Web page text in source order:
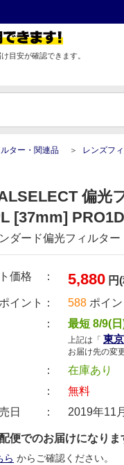
目安が確認できます。
ター・関連品 レンズフ
偏光
[37mm]
ダード偏光フィルター
価格 ： 5,880 円
イント：
588 ポイ
安 ：
最短 8/9(
上記は「 東
お届け先の変
況 ：
在庫あり
料 ：
無料
売日 ：
2019年11
便でのお届けになりま
ら からご確認ください。